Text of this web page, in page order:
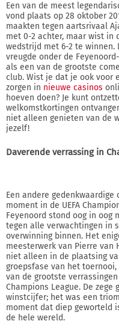
Een van de meest
vond plaats op 28 oktober
maakten tegen aartsrivaal
met 0-2 achter, maar wist in
wedstrijd met 6-2 te winnen.
vreugde onder de
als een van de grootste
club. Wist je dat je ook voor
zorgen in nieuwe casinos
hoeven doen? Je kunt
welkomstkortingen
niet alleen genieten van de
jezelf!
Daverende verrassing in
Een andere
moment in de UEFA
Feyenoord stond oog in oog
tegen alle verwachtingen in
overwinning binnen. Het
meesterwerk van Pierre van
niet alleen in de plaatsing
groepsfase van het
van de grootste
Champions League. De
winstcijfer; het was een
moment dat diep geworteld
de hele wereld.